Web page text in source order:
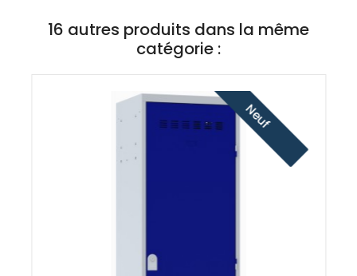
16 autres produits dans la même
catégorie :
Neuf